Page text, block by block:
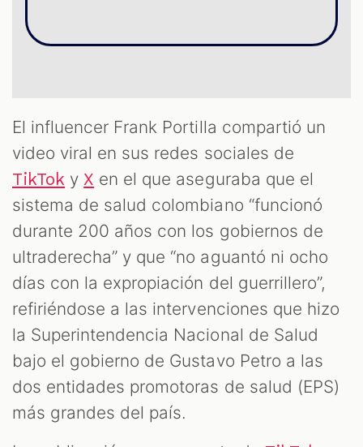
El influencer Frank Portilla compartió un
video viral en sus redes sociales de
TikTok yX en el que aseguraba que el
sistema de salud colombiano “funcionó
durante 200 años con los gobiernos de
ultraderecha” y que “no aguantó ni ocho
días con la expropiación del guerrillero”,
refiriéndose a las intervenciones que hizo
la Superintendencia Nacional de Salud
bajo el gobierno de Gustavo Petro a las
dos entidades promotoras de salud (EPS)
más grandes del país.